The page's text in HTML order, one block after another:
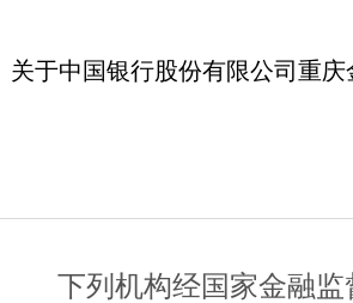
关于中国银行股份有限公司重
下列机构经国家金融